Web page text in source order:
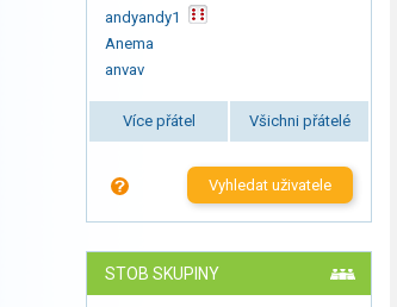
andyandy1
Anema
anvav
Více přátel Všichni přátelé
Vyhledat uživatele
STOB SKUPINY